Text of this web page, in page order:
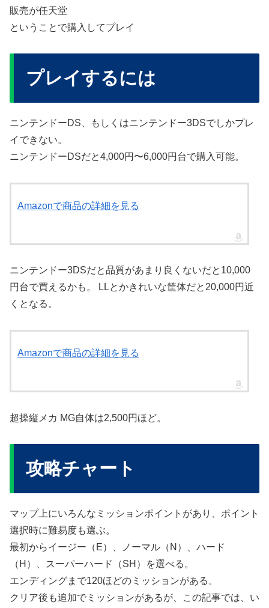
販売が任天堂
ということで購入してプレイ
プレイするには
ニンテンドーDS、もしくはニンテンドー3DSでしかプレ
イできない。
ニンテンドーDSだと4,000円〜6,000円台で購入可能。
Amazonで商品の詳細を見る
ニンテンドー3DSだと品質があまり良くないだと10,000
円台で買えるかも。 LLとかきれいな筐体だと20,000円近
くとなる。
Amazonで商品の詳細を見る
超操縦メカ MG自体は2,500円ほど。
攻略チャート
マップ上にいろんなミッションポイントがあり、ポイント
選択時に難易度も選ぶ。
最初からイージー（E）、ノーマル（N）、ハード
（H）、スーパーハード（SH）を選べる。
エンディングまで120ほどのミッションがある。
クリア後も追加でミッションがあるが、この記事では、い